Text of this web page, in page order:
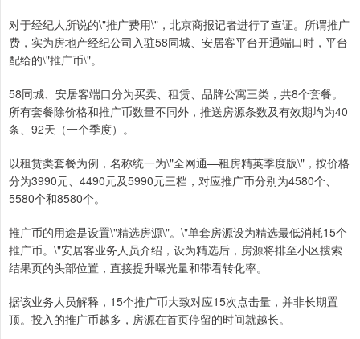
对于经纪人所说的\"推广费用\"，北京商报记者进行了查证。所谓推广
费，实为房地产经纪公司入驻58同城、安居客平台开通端口时，平台
配给的\"推广币\"。
58同城、安居客端口分为买卖、租赁、品牌公寓三类，共8个套餐。
所有套餐除价格和推广币数量不同外，推送房源条数及有效期均为40
条、92天（一个季度）。
以租赁类套餐为例，名称统一为\"全网通—租房精英季度版\"，按价格
分为3990元、4490元及5990元三档，对应推广币分别为4580个、
5580个和8580个。
推广币的用途是设置\"精选房源\"。\"单套房源设为精选最低消耗15个
推广币。\"安居客业务人员介绍，设为精选后，房源将排至小区搜索
结果页的头部位置，直接提升曝光量和带看转化率。
据该业务人员解释，15个推广币大致对应15次点击量，并非长期置
顶。投入的推广币越多，房源在首页停留的时间就越长。